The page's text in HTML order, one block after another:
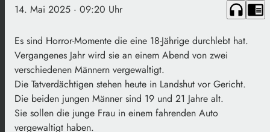
14. Mai 2025 · 09:20 Uhr headphones chrome_reader_mode
Es sind Horror-Momente die eine 18-Jährige durchlebt hat.
Vergangenes Jahr wird sie an einem Abend von zwei
verschiedenen Männern vergewaltigt.
Die Tatverdächtigen stehen heute in Landshut vor Gericht.
Die beiden jungen Männer sind 19 und 21 Jahre alt.
Sie sollen die junge Frau in einem fahrenden Auto
vergewaltigt haben.